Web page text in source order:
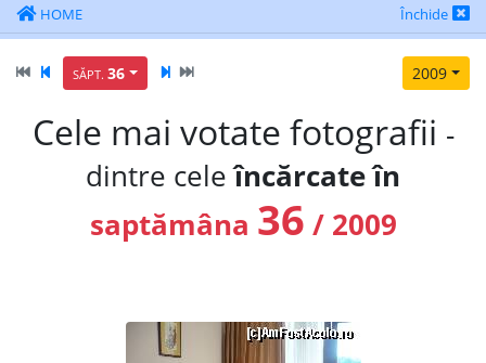
HOME Închide
2009
SĂPT. 36
Cele mai votate fotografii -
dintre celeîncărcate în
saptămâna 36 / 2009